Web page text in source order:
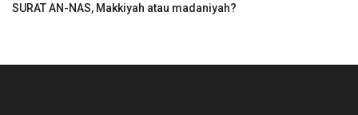
SURAT AN-NAS, Makkiyah atau madaniyah?